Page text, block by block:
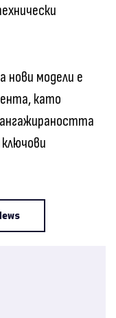
нови модели е
като